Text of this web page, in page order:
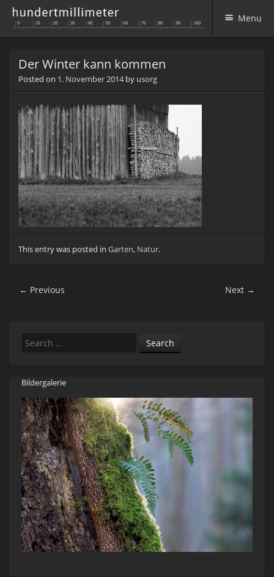
Menu
Der Winter kann kommen
Posted on 1. November 2014by usorg
This entry was posted in Garten, Natur.
Post navigation
← Previous Next →
Search
Bildergalerie